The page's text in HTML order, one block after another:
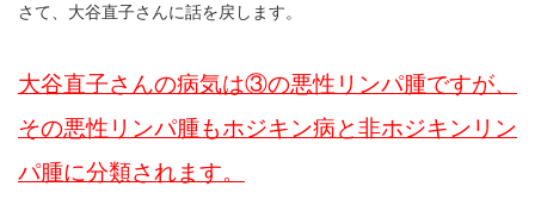
さて、大谷直子さんに話を戻します。
大谷直子さんの病気は③の悪性リンパ腫ですが、
その悪性リンパ腫もホジキン病と非ホジキンリン
パ腫に分類されます。